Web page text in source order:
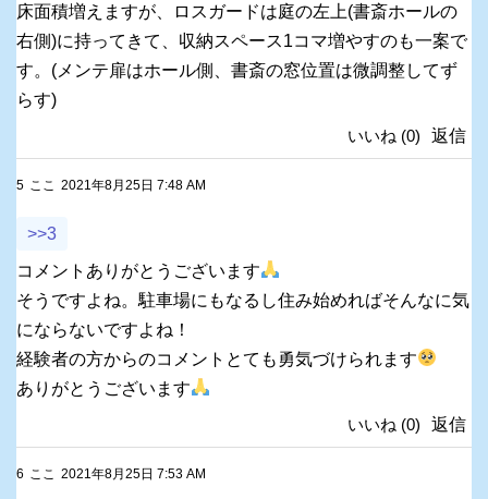
床面積増えますが、ロスガードは庭の左上(書斎ホールの
右側)に持ってきて、収納スペース1コマ増やすのも一案で
す。(メンテ扉はホール側、書斎の窓位置は微調整してず
らす)
返信
いいね (0)
5 ここ 2021年8月25日 7:48 AM
>>3
コメントありがとうございます
そうですよね。駐車場にもなるし住み始めればそんなに気
にならないですよね！
経験者の方からのコメントとても勇気づけられます
ありがとうございます
返信
いいね (0)
6 ここ 2021年8月25日 7:53 AM